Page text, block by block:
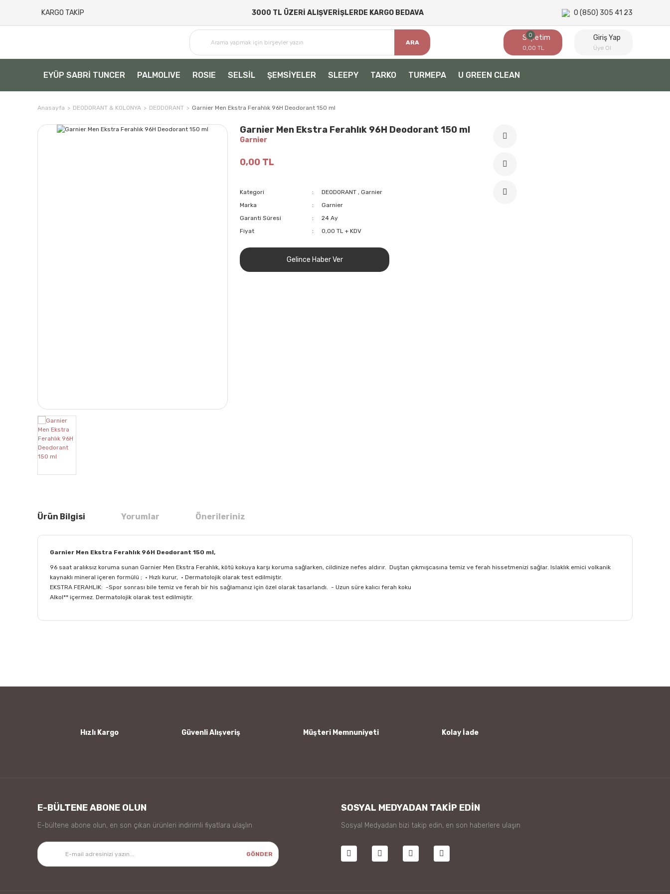
KARGO TAKİP 3000 TL ÜZERİ ALIŞVERİŞLERDE KARGO BEDAVA 0 (850) 305 41 23
ARA
0
Sepetim
0,00 TL
Giriş Yap
Üye Ol
EYÜP SABRİ TUNCER PALMOLIVE ROSIE SELSİL ŞEMSİYELER SLEEPY TARKO TURMEPA U GREEN CLEAN
Anasayfa DEODORANT & KOLONYA DEODORANT Garnier Men Ekstra Ferahlık 96H Deodorant 150 ml
Garnier Men Ekstra Ferahlık 96H Deodorant 150 ml
Garnier
0,00 TL
Kategori DEODORANT ,Garnier
Marka
Garnier
Garanti Süresi
24 Ay
Fiyat
0,00 TL + KDV
Gelince Haber Ver
Ürün Bilgisi Yorumlar Önerileriniz
Garnier Men Ekstra Ferahlık 96H Deodorant 150 ml,
96 saat aralıksız koruma sunan Garnier Men Ekstra Ferahlık, kötü kokuya karşı koruma sağlarken, cildinize nefes aldırır. Duştan çıkmışcasına temiz ve ferah hissetmenizi sağlar. Islaklık emici volkanik
kaynaklı mineral içeren formülü ; • Hızlı kurur, • Dermatolojik olarak test edilmiştir.
EKSTRA FERAHLIK: -Spor sonrası bile temiz ve ferah bir his sağlamanız için özel olarak tasarlandı. - Uzun süre kalıcı ferah koku
Alkol** içermez. Dermatolojik olarak test edilmiştir.
Hızlı Kargo Güvenli Alışveriş Müşteri Memnuniyeti Kolay İade
E-BÜLTENE ABONE OLUN
E-bültene abone olun, en son çıkan ürünleri indirimli fiyatlara ulaşlın
GÖNDER
SOSYAL MEDYADAN TAKİP EDİN
Sosyal Medyadan bizi takip edin, en son haberlere ulaşın